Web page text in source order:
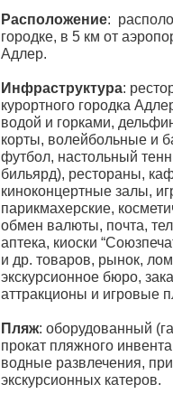
Расположение:
городке, в 5 км от
Адлер.
Инфраструктура:
курортного городка
водой и горками,
корты, волейбольные и
футбол, настольный
бильярд), рестораны,
киноконцертные залы,
парикмахерские,
обмен валюты, почта,
аптека, киоски
и др. товаров, рынок,
экскурсионное бюро,
аттракционы и игровые
Пляж: оборудованный
прокат пляжного
водные развлечения,
экскурсионных катеров.